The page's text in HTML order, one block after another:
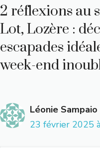
2 réflexions au
Lot, Lozère :
escapades
week-end
Léonie Sampaio
23 février 2025